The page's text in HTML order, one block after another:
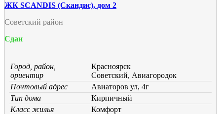
ЖК SCANDIS (Скандис), дом 2
Советский район
Сдан
Город, район,
ориентир
Красноярск
Советский, Авиагородок
Почтовый адрес
Авиаторов ул, 4г
Тип дома
Кирпичный
Класс жилья
Комфорт